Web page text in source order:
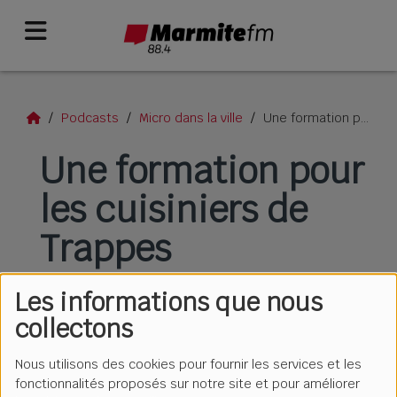
Les informations que nous
collectons
Nous utilisons des cookies pour fournir les services et les
fonctionnalités proposés sur notre site et pour améliorer
Podcasts Micro dans la ville Une formation pour les cuisiniers de Trappes
Une formation pour
les cuisiniers de
Trappes